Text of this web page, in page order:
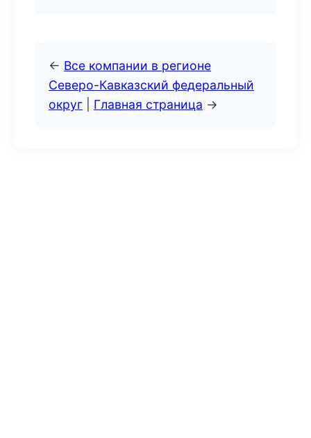
← Все компании в регионе
Северо-Кавказский федеральный
округ
Главная страница →